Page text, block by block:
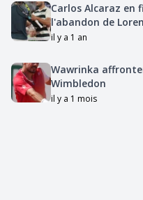
Carlos Alcaraz en
l'abandon de
il y a 1 an
Wawrinka
Wimbledon
il y a 1 mois